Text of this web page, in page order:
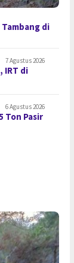
di
7 Agustus 2026
IRT di
6 Agustus 2026
Ton Pasir